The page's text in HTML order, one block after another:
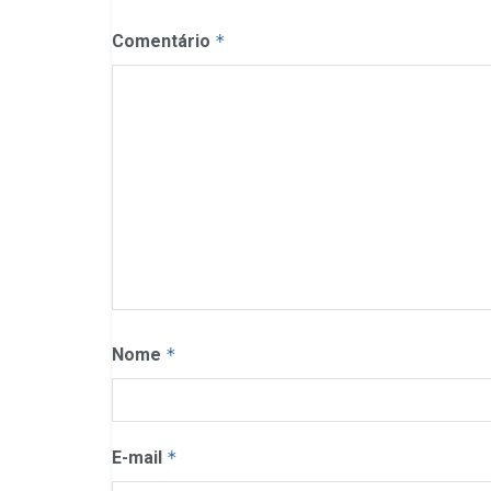
Comentário *
Nome *
E-mail *